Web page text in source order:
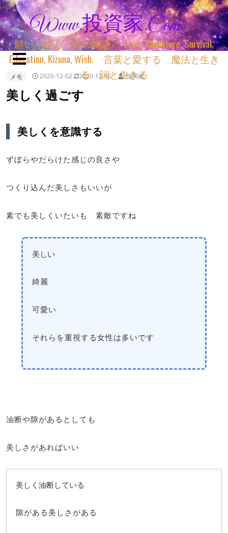
Www.投資家.com
願いと紡ぐ 君の物語 ＊ Love, Adventure, Survival,
Education, Kizuna, Wish. 言葉と愛する 魔法と生き
る 詞と生きる
メモ 2020-12-02 2020-12-02 投詞家
美しく過ごす
美しくを意識する
ずぼらやだらけた感じの良さや
つくり込んだ美しさもいいが
素でも美しくいたいも 素敵ですね
美しい
綺麗
可愛い
それらを重視する女性は多いです
油断や隙があるとしても
美しさがあればいい
美しく油断している
隙がある美しさがある